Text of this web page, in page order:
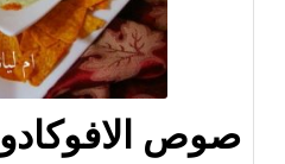
صوص الافوكادو